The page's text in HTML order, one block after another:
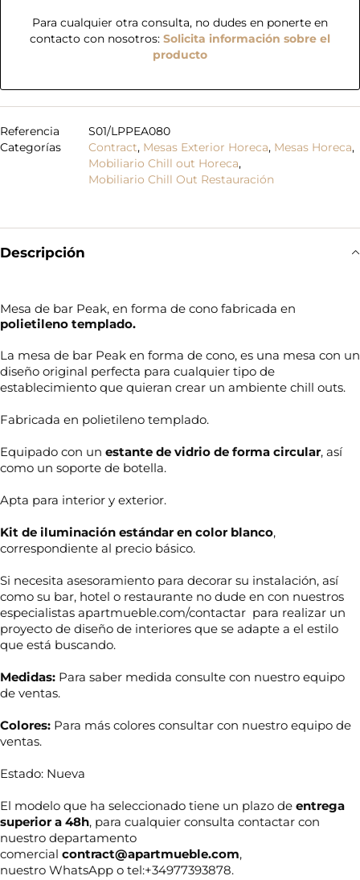
Para cualquier otra consulta, no dudes en ponerte en
contacto con nosotros: Solicita información sobre el
producto
Referencia
S01/LPPEA080
Categorías
Contract, Mesas Exterior Horeca, Mesas Horeca,
Mobiliario Chill out Horeca,
Mobiliario Chill Out Restauración
Descripción
Mesa de bar Peak, en forma de cono fabricada en
polietileno templado.
La mesa de bar Peak en forma de cono, es una mesa con un
diseño original perfecta para cualquier tipo de
establecimiento que quieran crear un ambiente chill outs.
Fabricada en polietileno templado.
Equipado con un estante de vidrio de forma circular, así
como un soporte de botella.
Apta para interior y exterior.
Kit de iluminación estándar en color blanco,
correspondiente al precio básico.
Si necesita asesoramiento para decorar su instalación, así
como su bar, hotel o restaurante no dude en con nuestros
especialistas apartmueble.com/contactar para realizar un
proyecto de diseño de interiores que se adapte a el estilo
que está buscando.
Medidas: Para saber medida consulte con nuestro equipo
de ventas.
Colores: Para más colores consultar con nuestro equipo de
ventas.
Estado: Nueva
El modelo que ha seleccionado tiene un plazo de entrega
superior a 48h, para cualquier consulta contactar con
nuestro departamento
comercial contract@apartmueble.com,
nuestro WhatsApp o tel:+34977393878.
N
o
m
b
r
T